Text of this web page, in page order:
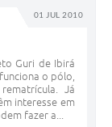
01 JUL 2010
Guri de Ibirá
o pólo,
Já
interesse em
fazer a...